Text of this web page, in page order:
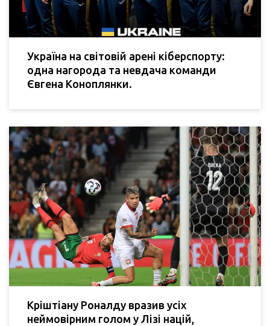
Україна на світовій арені кіберспорту:
одна нагорода та невдача команди
Євгена Коноплянки.
Кріштіану Роналду вразив усіх
неймовірним голом у Лізі націй,